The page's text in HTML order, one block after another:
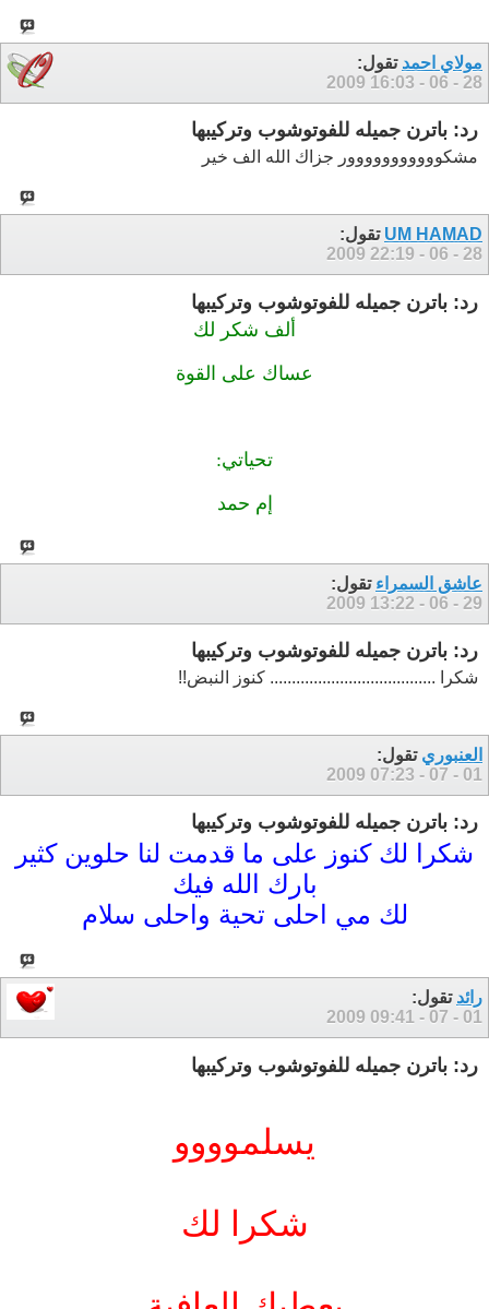
مولاي احمد تقول:
28 - 06 - 2009
16:03
رد: باترن جميله للفوتوشوب وتركيبها
مشكووووووووووور جزاك الله الف خير
UM HAMAD تقول:
28 - 06 - 2009
22:19
رد: باترن جميله للفوتوشوب وتركيبها
ألف شكر لك
عساك على القوة
تحياتي:
إم حمد
عاشق السمراء تقول:
29 - 06 - 2009
13:22
رد: باترن جميله للفوتوشوب وتركيبها
شكرا ...................................... كنوز النبض!!
العنبوري تقول:
01 - 07 - 2009
07:23
رد: باترن جميله للفوتوشوب وتركيبها
شكرا لك كنوز على ما قدمت لنا حلوين كثير
بارك الله فيك
لك مي احلى تحية واحلى سلام
رائد تقول:
01 - 07 - 2009
09:41
رد: باترن جميله للفوتوشوب وتركيبها
يسلموووو
شكرا لك